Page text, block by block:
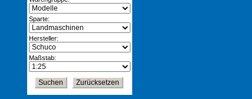
Sparte:
Hersteller:
Maßstab: